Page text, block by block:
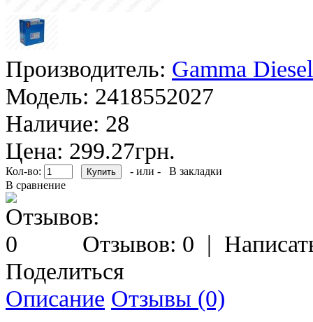
Производитель: Gamma Diesel
Модель: 2418552027
Наличие: 28
Цена: 299.27грн.
Кол-во: - или -
В закладки
В сравнение
Отзывов: 0 |
Поделиться
Описание Отзывы (0)